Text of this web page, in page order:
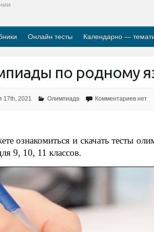
Онлайн тесты Календарно —
по родному
17th, 2021 Олимпиада Комментариев нет
ознакомиться и скачать тесты
9, 10, 11 классов.